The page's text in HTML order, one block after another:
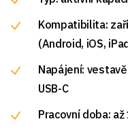
Kompatibilita:
(Android, iOS,
Napájení:
USB-C
Pracovní doba: